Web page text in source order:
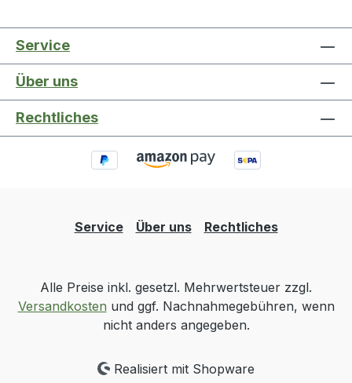
Service
Über uns
Rechtliches
Service Über uns Rechtliches
Alle Preise inkl. gesetzl. Mehrwertsteuer zzgl.
Versandkosten und ggf. Nachnahmegebühren, wenn
nicht anders angegeben.
Realisiert mit Shopware